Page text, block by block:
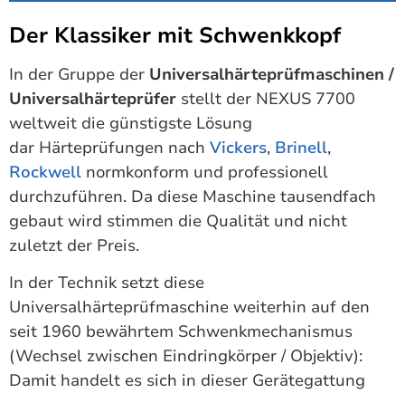
Der Klassiker mit Schwenkkopf
In der Gruppe der Universalhärteprüfmaschinen /
Universalhärteprüfer stellt der NEXUS 7700
weltweit die günstigste Lösung
dar Härteprüfungen nach Vickers, Brinell,
Rockwell normkonform und professionell
durchzuführen. Da diese Maschine tausendfach
gebaut wird stimmen die Qualität und nicht
zuletzt der Preis.
In der Technik setzt diese
Universalhärteprüfmaschine weiterhin auf den
seit 1960 bewährtem Schwenkmechanismus
(Wechsel zwischen Eindringkörper / Objektiv):
Damit handelt es sich in dieser Gerätegattung